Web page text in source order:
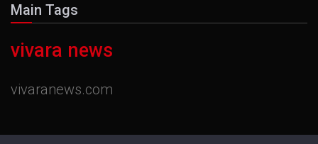
Main Tags
vivara news
vivaranews.com